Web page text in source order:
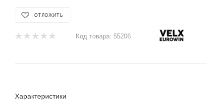
ОТЛОЖИТЬ
Код товара: 55206
Характеристики